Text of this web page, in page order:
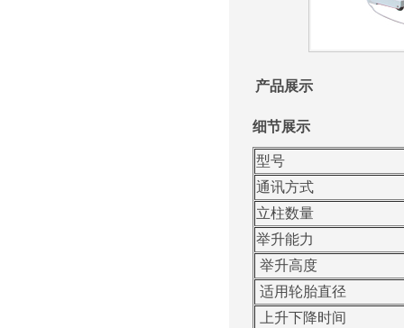
产品展示
细节展示
型号
通讯方式
立柱数量
举升能力
举升高度
适用轮胎直径
上升下降时间